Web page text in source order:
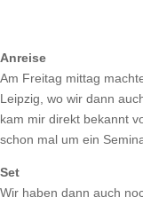
Anreise
Am Freitag mittag
Leipzig, wo wir dann
kam mir direkt bekannt
schon mal um ein
Set
Wir haben dann auch